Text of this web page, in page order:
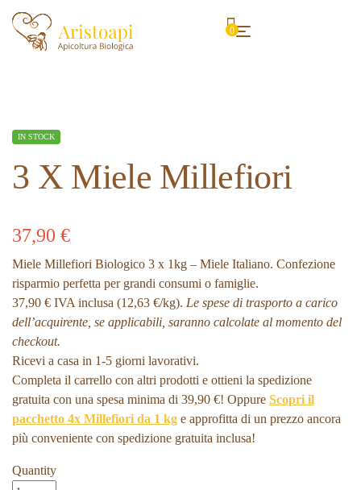
0
IN STOCK
3 X Miele Millefiori
Bio 1kg
37,90 €
Miele Millefiori Biologico 3 x 1kg – Miele Italiano. Confezione
risparmio perfetta per grandi consumi o famiglie.
37,90 € IVA inclusa (12,63 €/kg). Le spese di trasporto a carico
dell’acquirente, se applicabili, saranno calcolate al momento del
checkout.
Ricevi a casa in 1-5 giorni lavorativi.
Completa il carrello con altri prodotti e ottieni la spedizione
gratuita con una spesa minima di 39,90 €! Oppure Scopri il
pacchetto 4x Millefiori da 1 kg e approfitta di un prezzo ancora
più conveniente con spedizione gratuita inclusa!
Quantity